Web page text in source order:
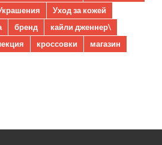
Уход за кожей
бренд
кайли дженнер\
кроссовки
магазин